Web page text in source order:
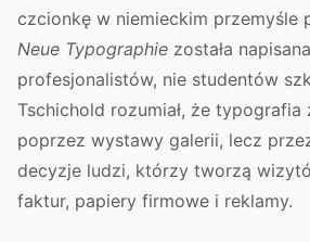
czcionkę w niemieckim przemyśle
Neue Typographie została
profesjonalistów, nie studentów
Tschichold rozumiał, że typografia
poprzez wystawy galerii, lecz
decyzje ludzi, którzy tworzą
faktur, papiery firmowe i reklamy.